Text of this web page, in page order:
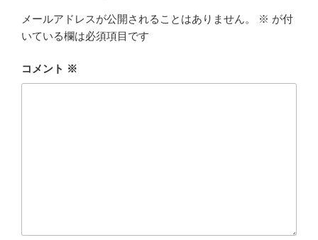
メールアドレスが公開されることはありません。 ※ が付
いている欄は必須項目です
コメント ※